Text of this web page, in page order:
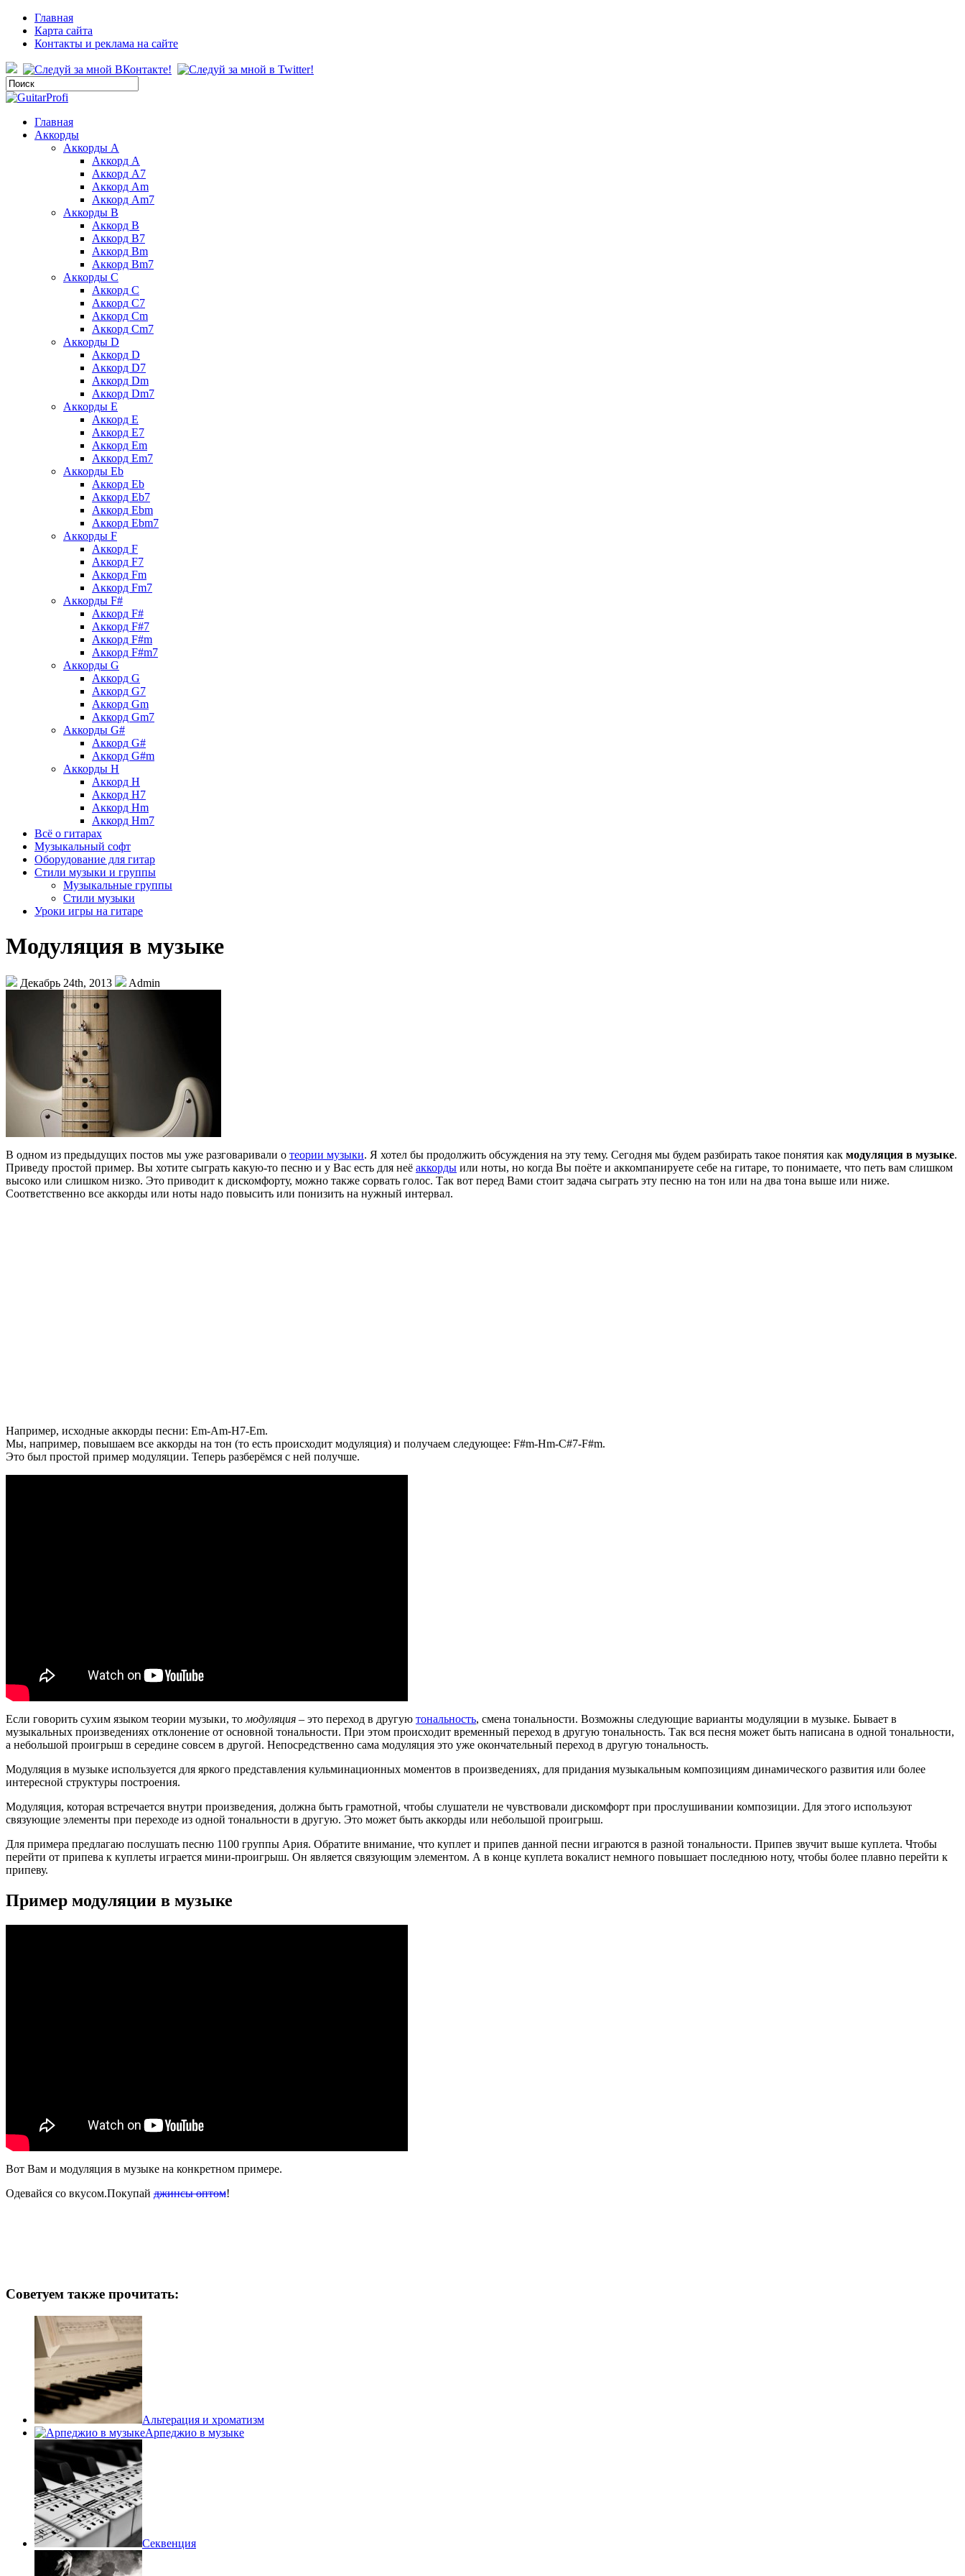
Главная
Карта сайта
Контакты и реклама на сайте
Главная
Аккорды
Аккорды A
Аккорд A
Аккорд A7
Аккорд Am
Аккорд Am7
Аккорды B
Аккорд B
Аккорд B7
Аккорд Bm
Аккорд Bm7
Аккорды C
Аккорд C
Аккорд C7
Аккорд Cm
Аккорд Cm7
Аккорды D
Аккорд D
Аккорд D7
Аккорд Dm
Аккорд Dm7
Аккорды E
Аккорд E
Аккорд E7
Аккорд Em
Аккорд Em7
Аккорды Eb
Аккорд Eb
Аккорд Eb7
Аккорд Ebm
Аккорд Ebm7
Аккорды F
Аккорд F
Аккорд F7
Аккорд Fm
Аккорд Fm7
Аккорды F#
Аккорд F#
Аккорд F#7
Аккорд F#m
Аккорд F#m7
Аккорды G
Аккорд G
Аккорд G7
Аккорд Gm
Аккорд Gm7
Аккорды G#
Аккорд G#
Аккорд G#m
Аккорды H
Аккорд H
Аккорд H7
Аккорд Hm
Аккорд Hm7
Всё о гитарах
Музыкальный софт
Оборудование для гитар
Стили музыки и группы
Музыкальные группы
Стили музыки
Уроки игры на гитаре
Модуляция в музыке
Декабрь 24th, 2013 Admin
В одном из предыдущих постов мы уже разговаривали о теории музыки. Я хотел бы продолжить обсуждения на эту тему. Сегодня мы будем разбирать такое понятия как модуляция в музыке.
Приведу простой пример. Вы хотите сыграть какую-то песню и у Вас есть для неё аккорды или ноты, но когда Вы поёте и аккомпанируете себе на гитаре, то понимаете, что петь вам слишком
высоко или слишком низко. Это приводит к дискомфорту, можно также сорвать голос. Так вот перед Вами стоит задача сыграть эту песню на тон или на два тона выше или ниже.
Соответственно все аккорды или ноты надо повысить или понизить на нужный интервал.
Например, исходные аккорды песни: Em-Am-H7-Em.
Мы, например, повышаем все аккорды на тон (то есть происходит модуляция) и получаем следующее: F#m-Hm-C#7-F#m.
Это был простой пример модуляции. Теперь разберёмся с ней получше.
Если говорить сухим языком теории музыки, то модуляция – это переход в другую тональность, смена тональности. Возможны следующие варианты модуляции в музыке. Бывает в
музыкальных произведениях отклонение от основной тональности. При этом происходит временный переход в другую тональность. Так вся песня может быть написана в одной тональности,
а небольшой проигрыш в середине совсем в другой. Непосредственно сама модуляция это уже окончательный переход в другую тональность.
Модуляция в музыке используется для яркого представления кульминационных моментов в произведениях, для придания музыкальным композициям динамического развития или более
интересной структуры построения.
Модуляция, которая встречается внутри произведения, должна быть грамотной, чтобы слушатели не чувствовали дискомфорт при прослушивании композиции. Для этого используют
связующие элементы при переходе из одной тональности в другую. Это может быть аккорды или небольшой проигрыш.
Для примера предлагаю послушать песню 1100 группы Ария. Обратите внимание, что куплет и припев данной песни играются в разной тональности. Припев звучит выше куплета. Чтобы
перейти от припева к куплеты играется мини-проигрыш. Он является связующим элементом. А в конце куплета вокалист немного повышает последнюю ноту, чтобы более плавно перейти к
припеву.
Пример модуляции в музыке
Вот Вам и модуляция в музыке на конкретном примере.
Одевайся со вкусом.Покупай джинсы оптом!
Советуем также прочитать:
Альтерация и хроматизм
Арпеджио в музыке
Секвенция